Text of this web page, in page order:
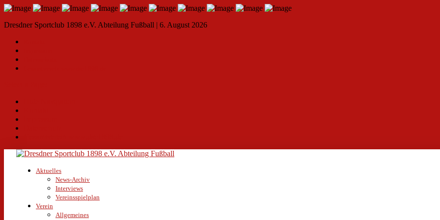
Dresdner Sportclub 1898 e.V. Abteilung Fußball | 6. August 2026
Aktuelles
News-Archiv
Interviews
Vereinsspielplan
Verein
Allgemeines